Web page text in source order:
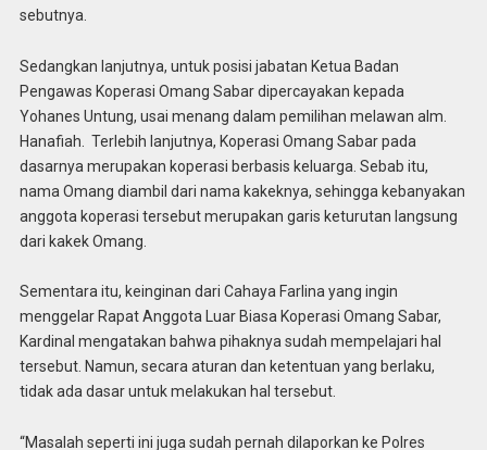
sebutnya.
Sedangkan lanjutnya, untuk posisi jabatan Ketua Badan
Pengawas Koperasi Omang Sabar dipercayakan kepada
Yohanes Untung, usai menang dalam pemilihan melawan alm.
Hanafiah. Terlebih lanjutnya, Koperasi Omang Sabar pada
dasarnya merupakan koperasi berbasis keluarga. Sebab itu,
nama Omang diambil dari nama kakeknya, sehingga kebanyakan
anggota koperasi tersebut merupakan garis keturutan langsung
dari kakek Omang.
Sementara itu, keinginan dari Cahaya Farlina yang ingin
menggelar Rapat Anggota Luar Biasa Koperasi Omang Sabar,
Kardinal mengatakan bahwa pihaknya sudah mempelajari hal
tersebut. Namun, secara aturan dan ketentuan yang berlaku,
tidak ada dasar untuk melakukan hal tersebut.
“Masalah seperti ini juga sudah pernah dilaporkan ke Polres